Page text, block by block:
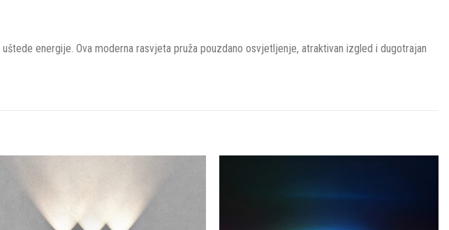
energije. Ova moderna rasvjeta pruža pouzdano osvjetljenje, atraktivan izgled i dugotrajan